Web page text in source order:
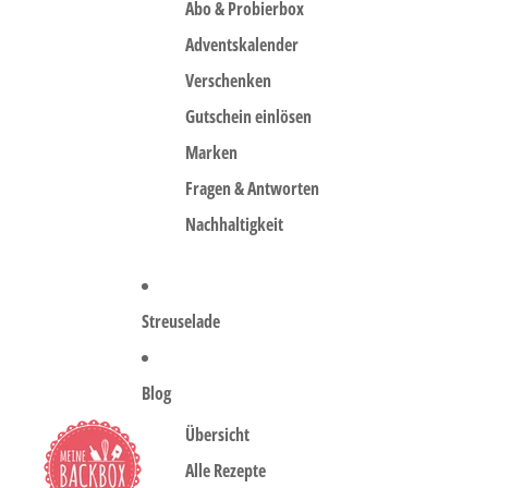
Abo & Probierbox
Adventskalender
Verschenken
Gutschein einlösen
Marken
Fragen & Antworten
Nachhaltigkeit
Streuselade
Blog
Übersicht
Alle Rezepte